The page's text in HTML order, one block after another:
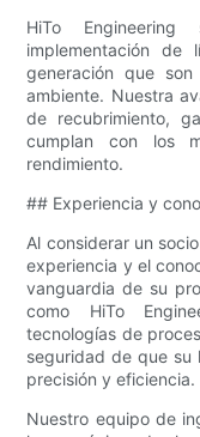
HiTo
implementación de
generación que
ambiente. Nuestra
de recubrimiento,
cumplan con los
rendimiento.
## Experiencia y
Al considerar un
experiencia y el
vanguardia de su
como HiTo
tecnologías de
seguridad de que su
precisión y eficiencia.
Nuestro equipo de